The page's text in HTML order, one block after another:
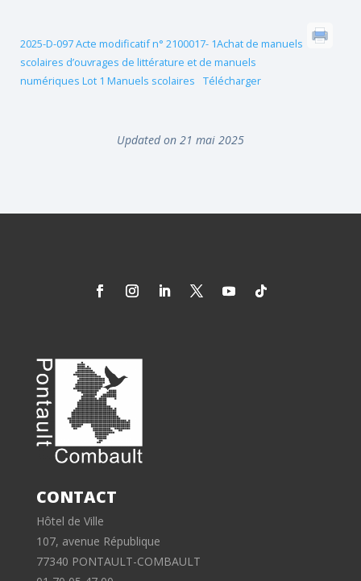
2025-D-097 Acte modificatif n° 2100017- 1Achat de manuels
scolaires d’ouvrages de littérature et de manuels
numériques Lot 1 Manuels scolaires
Télécharger
Updated on 21 mai 2025
CONTACT
Hôtel de Ville
107, avenue République
77340 PONTAULT-COMBAULT